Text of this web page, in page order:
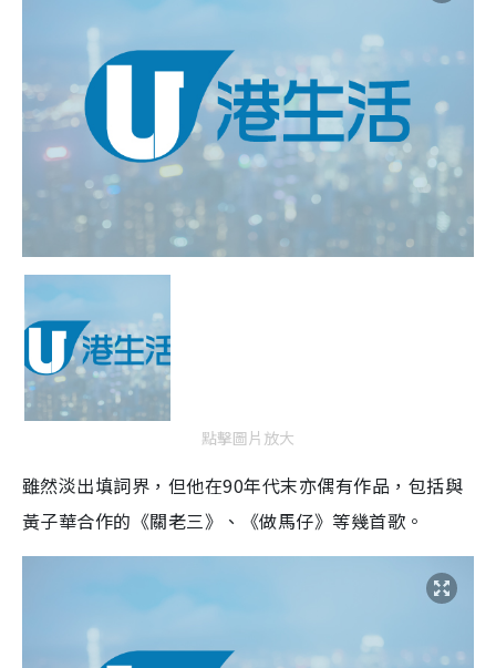
點擊圖片放大
雖然淡出填詞界，但他在90年代末亦偶有作品，包括與
黃子華合作的《關老三》、《做馬仔》等幾首歌。